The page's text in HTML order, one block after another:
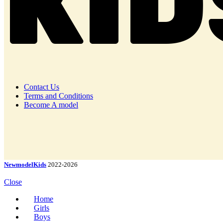
Contact Us
Terms and Conditions
Become A model
NewmodelKids 2022-2026
Close
Home
Girls
Boys